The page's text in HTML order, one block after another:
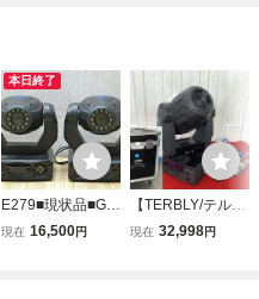
本日終了
E279■現状品■Gra
phica グラフィカ
現在 16,500円
【TERBLY/テルブ
リー/業務用小型ム
現在 32,998円